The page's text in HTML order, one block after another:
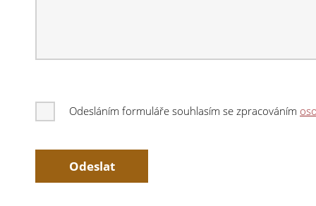
Odesláním formuláře souhlasím se zpracováním